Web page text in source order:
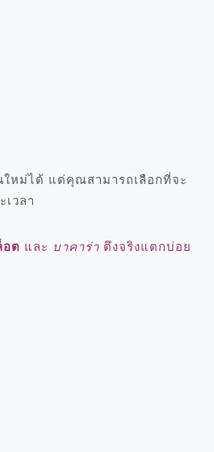
หม่ได้ แต่คุณสามารถเลือกที่จะ
วลา
อต และ บาคาร่า ตึงจริงแตกบ่อย